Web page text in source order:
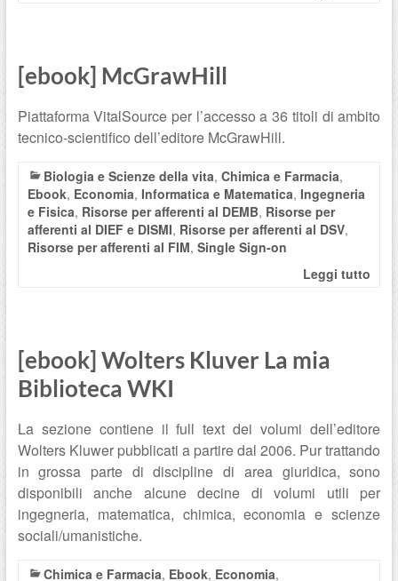
[ebook] McGrawHill
Piattaforma VitalSource per l’accesso a 36 titoli di ambito
tecnico-scientifico dell’editore McGrawHill.
Biologia e Scienze della vita, Chimica e Farmacia,
Ebook, Economia, Informatica e Matematica, Ingegneria
e Fisica, Risorse per afferenti al DEMB, Risorse per
afferenti al DIEF e DISMI, Risorse per afferenti al DSV,
Risorse per afferenti al FIM, Single Sign-on
Leggi tutto
[ebook] Wolters Kluver La mia
Biblioteca WKI
La sezione contiene il full text dei volumi dell’editore
Wolters Kluwer pubblicati a partire dal 2006. Pur trattando
in grossa parte di discipline di area giuridica, sono
disponibili anche alcune decine di volumi utili per
ingegneria, matematica, chimica, economia e scienze
sociali/umanistiche.
Chimica e Farmacia, Ebook, Economia,